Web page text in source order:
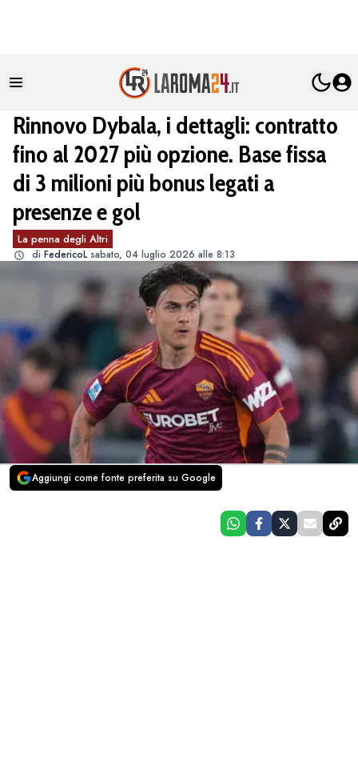
Rinnovo Dybala, i dettagli: contratto
fino al 2027 più opzione. Base fissa
di 3 milioni più bonus legati a
presenze e gol
La penna degli Altri
di FedericoL sabato, 04 luglio 2026 alle 8:13
Aggiungi come fonte preferita su Google